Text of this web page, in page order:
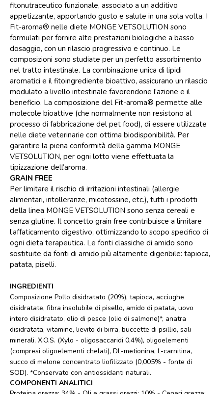
fitonutraceutico funzionale, associato a un additivo
appetizzante, apportando gusto e salute in una sola volta. I
Fit-aroma® nelle diete MONGE VETSOLUTION sono
formulati per fornire alte prestazioni biologiche a basso
dosaggio, con un rilascio progressivo e continuo. Le
composizioni sono studiate per un perfetto assorbimento
nel tratto intestinale. La combinazione unica di lipidi
aromatici e il fitoingrediente bioattivo, assicurano un rilascio
modulato a livello intestinale favorendone l’azione e il
beneficio. La composizione del Fit-aroma® permette alle
molecole bioattive (che normalmente non resistono al
processo di fabbricazione del pet food), di essere utilizzate
nelle diete veterinarie con ottima biodisponibilità. Per
garantire la piena conformità della gamma MONGE
VETSOLUTION, per ogni lotto viene effettuata la
tipizzazione dell’aroma.
GRAIN FREE
Per limitare il rischio di irritazioni intestinali (allergie
alimentari, intolleranze, micotossine, etc.), tutti i prodotti
della linea MONGE VETSOLUTION sono senza cereali e
senza glutine. Il concetto grain free contribuisce a limitare
l’affaticamento digestivo, ottimizzando lo scopo specifico di
ogni dieta terapeutica. Le fonti classiche di amido sono
sostituite da fonti di amido più altamente digeribile: tapioca,
patata, piselli.
INGREDIENTI
Composizione Pollo disidratato (20%), tapioca, acciughe
disidratate, fibra insolubile di pisello, amido di patata, uovo
intero disidratato, olio di pesce (olio di salmone)*, anatra
disidratata, vitamine, lievito di birra, buccette di psillio, sali
minerali, X.O.S. (Xylo - oligosaccaridi 0,4%), oligoelementi
(compresi oligoelementi chelati), DL-metionina, L-carnitina,
succo di melone concentrato liofilizzato (0,005% - fonte di
SOD). *Conservato con antiossidanti naturali.
COMPONENTI ANALITICI